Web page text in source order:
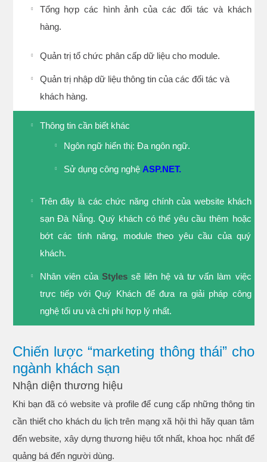
Tổng hợp các hình ảnh của các đối tác và khách
hàng.
Quản trị tổ chức phân cấp dữ liệu cho module.
Quản trị nhập dữ liệu thông tin của các đối tác và
khách hàng.
Thông tin cần biết khác
Ngôn ngữ hiển thị: Đa ngôn ngữ.
Sử dụng công nghệ ASP.NET.
Trên đây là các chức năng chính của website khách
sạn Đà Nẵng. Quý khách có thể yêu cầu thêm hoặc
bớt các tính năng, module theo yêu cầu của quý
khách.
Nhân viên của Stylessẽ liên hệ và tư vấn làm việc
trực tiếp với Quý Khách để đưa ra giải pháp công
nghệ tối ưu và chi phí hợp lý nhất.
Chiến lược “marketing thông thái” cho
ngành khách sạn
Nhận diện thương hiệu
Khi bạn đã có website và profile để cung cấp những thông tin
cần thiết cho khách du lịch trên mạng xã hội thì hãy quan tâm
đến website, xây dựng thương hiệu tốt nhất, khoa học nhất để
quảng bá đến người dùng.